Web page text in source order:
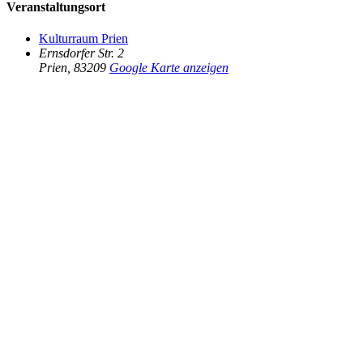
Veranstaltungsort
Kulturraum Prien
Ernsdorfer Str. 2
Prien 83209 Google Karte anzeigen